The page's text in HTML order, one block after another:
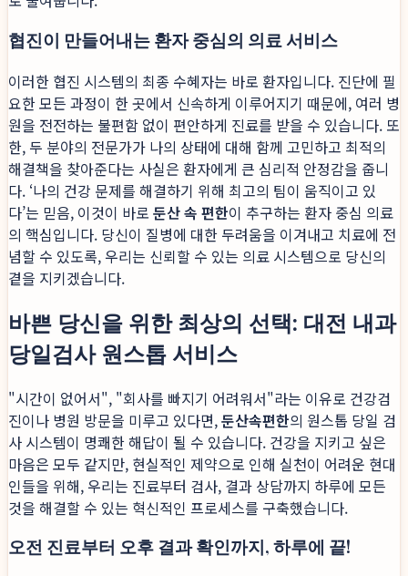
협진이 만들어내는 환자 중심의 의료 서비스
이러한 협진 시스템의 최종 수혜자는 바로 환자입니다. 진단에 필
요한 모든 과정이 한 곳에서 신속하게 이루어지기 때문에, 여러 병
원을 전전하는 불편함 없이 편안하게 진료를 받을 수 있습니다. 또
한, 두 분야의 전문가가 나의 상태에 대해 함께 고민하고 최적의
해결책을 찾아준다는 사실은 환자에게 큰 심리적 안정감을 줍니
다. ‘나의 건강 문제를 해결하기 위해 최고의 팀이 움직이고 있
다’는 믿음, 이것이 바로 둔산 속 편한이 추구하는 환자 중심 의료
의 핵심입니다. 당신이 질병에 대한 두려움을 이겨내고 치료에 전
념할 수 있도록, 우리는 신뢰할 수 있는 의료 시스템으로 당신의
곁을 지키겠습니다.
바쁜 당신을 위한 최상의 선택: 대전 내과
당일검사 원스톱 서비스
"시간이 없어서", "회사를 빠지기 어려워서"라는 이유로 건강검
진이나 병원 방문을 미루고 있다면,둔산속편한의 원스톱 당일 검
사 시스템이 명쾌한 해답이 될 수 있습니다. 건강을 지키고 싶은
마음은 모두 같지만, 현실적인 제약으로 인해 실천이 어려운 현대
인들을 위해, 우리는 진료부터 검사, 결과 상담까지 하루에 모든
것을 해결할 수 있는 혁신적인 프로세스를 구축했습니다.
오전 진료부터 오후 결과 확인까지, 하루에 끝!